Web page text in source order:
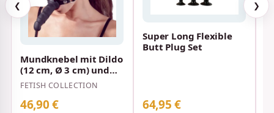
❮
Mundknebel mit Dildo
(12 cm, Ø 3 cm) und
Schnallenverschluss
Fetish Co…
FETISH COLLECTION
46,90 €
Super Long Flexible
Butt Plug Set
64,95 €
❯